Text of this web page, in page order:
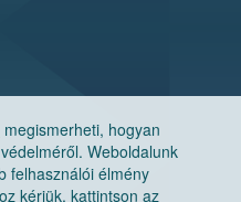
megismerheti, hogyan
Weboldalunk
felhasználói élmény
kérjük, kattintson az